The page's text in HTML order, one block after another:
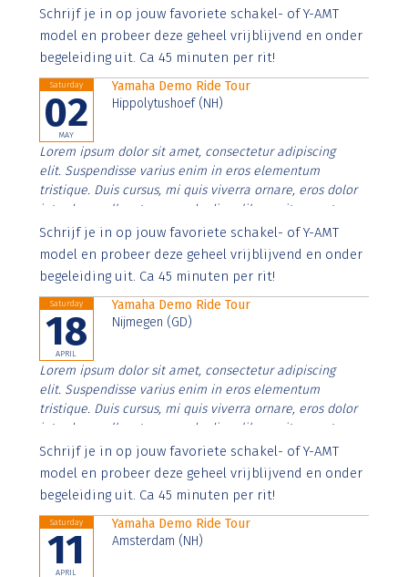
Aenean faucibus nibh et justo cursus id rutrum lorem
imperdiet. Nunc ut sem vitae risus tristique posuere.
Schrijf je in op jouw favoriete schakel- of Y-AMT
model en probeer deze geheel vrijblijvend en onder
begeleiding uit. Ca 45 minuten per rit!
Saturday
02
MAY
Yamaha Demo Ride Tour
Hippolytushoef (NH)
Lorem ipsum dolor sit amet, consectetur adipiscing
elit. Suspendisse varius enim in eros elementum
tristique. Duis cursus, mi quis viverra ornare, eros dolor
interdum nulla, ut commodo diam libero vitae erat.
Aenean faucibus nibh et justo cursus id rutrum lorem
imperdiet. Nunc ut sem vitae risus tristique posuere.
Schrijf je in op jouw favoriete schakel- of Y-AMT
model en probeer deze geheel vrijblijvend en onder
begeleiding uit. Ca 45 minuten per rit!
Saturday
18
APRIL
Yamaha Demo Ride Tour
Nijmegen (GD)
Lorem ipsum dolor sit amet, consectetur adipiscing
elit. Suspendisse varius enim in eros elementum
tristique. Duis cursus, mi quis viverra ornare, eros dolor
interdum nulla, ut commodo diam libero vitae erat.
Aenean faucibus nibh et justo cursus id rutrum lorem
imperdiet. Nunc ut sem vitae risus tristique posuere.
Schrijf je in op jouw favoriete schakel- of Y-AMT
model en probeer deze geheel vrijblijvend en onder
begeleiding uit. Ca 45 minuten per rit!
Saturday
11
APRIL
Yamaha Demo Ride Tour
Amsterdam (NH)